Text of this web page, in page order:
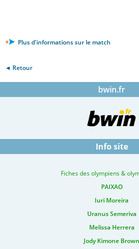
Plus d'informations sur le match
◄ Retour
bwin.fr
Info site
Fiches des olympiens &
PAIXAO
Iuri Moreira
Uranus Semeriva
Melissa Herrera
Jody Kimone Brown